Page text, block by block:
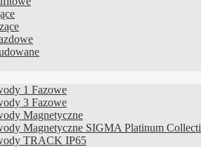
1 Fazowe
3 Fazowe
Magnetyczne
Magnetyczne SIGMA Platinum
TRACK IP65